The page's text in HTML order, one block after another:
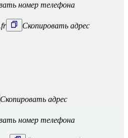
номер телефона
Скопировать адрес
Скопировать адрес
номер телефона